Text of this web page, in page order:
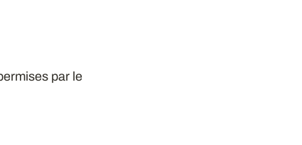
par le